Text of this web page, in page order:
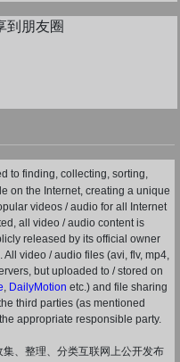
到朋友圈
to finding, collecting, sorting,
on the Internet, creating a unique
videos / audio for all Internet
all video / audio content is
released by its official owner
video / audio files (avi, flv, mp4,
but uploaded to / stored on
, DailyMotion etc.) and file sharing
third parties (as mentioned
appropriate responsible party.
、整理、分类互联网上公开发布